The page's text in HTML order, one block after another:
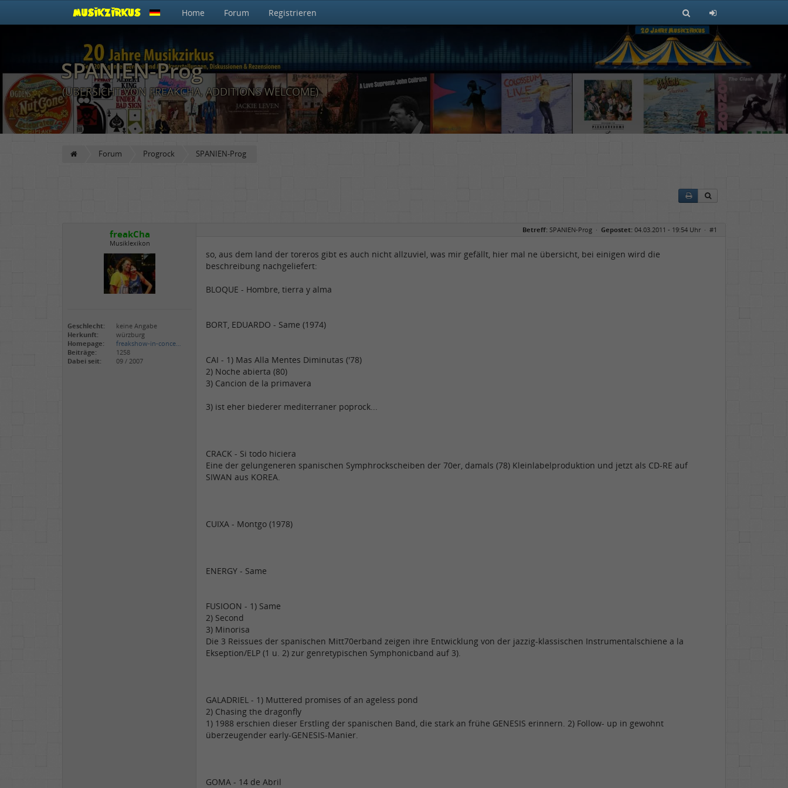
Home Forum Registrieren
SPANIEN-Prog
(ÜBERSICHT VON FREAKCHA, ADDITIONS WELCOME)
Forum Progrock SPANIEN-Prog
freakCha
Musiklexikon
Geschlecht:
keine Angabe
Herkunft:
würzburg
Homepage:
freakshow-in-conce…
Beiträge:
1258
Dabei seit:
09 / 2007
Betreff: SPANIEN-Prog · Gepostet: 04.03.2011 - 19:54 Uhr · #1
so, aus dem land der toreros gibt es auch nicht allzuviel, was mir gefällt, hier mal ne übersicht, bei einigen wird die
beschreibung nachgeliefert:
BLOQUE - Hombre, tierra y alma
BORT, EDUARDO - Same (1974)
CAI - 1) Mas Alla Mentes Diminutas ('78)
2) Noche abierta (80)
3) Cancion de la primavera
3) ist eher biederer mediterraner poprock...
CRACK - Si todo hiciera
Eine der gelungeneren spanischen Symphrockscheiben der 70er, damals (78) Kleinlabelproduktion und jetzt als CD-RE auf
SIWAN aus KOREA.
CUIXA - Montgo (1978)
ENERGY - Same
FUSIOON - 1) Same
2) Second
3) Minorisa
Die 3 Reissues der spanischen Mitt70erband zeigen ihre Entwicklung von der jazzig-klassischen Instrumentalschiene a la
Ekseption/ELP (1 u. 2) zur genretypischen Symphonicband auf 3).
GALADRIEL - 1) Muttered promises of an ageless pond
2) Chasing the dragonfly
1) 1988 erschien dieser Erstling der spanischen Band, die stark an frühe GENESIS erinnern. 2) Follow- up in gewohnt
überzeugender early-GENESIS-Manier.
GOMA - 14 de Abril